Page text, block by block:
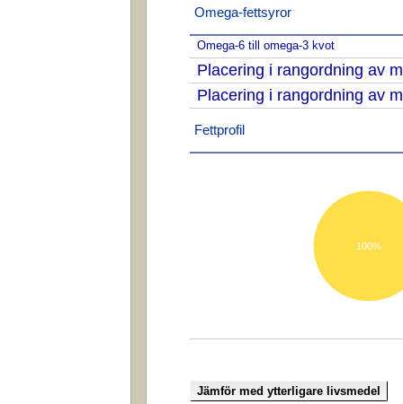
Omega-fettsyror
Omega-6 till omega-3 kvot
Placering i rangordning av
Placering i rangordning av
Fettprofil
100%